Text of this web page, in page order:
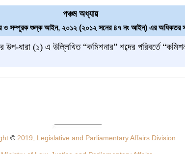
পঞ্চম অধ্যায়
ও সম্পূরক শুল্ক আইন, ২০১২ (২০১২ সনের ৪৭ নং আইন) এর অধিকতর
উপ-ধারা (১) এ উল্লিখিত “কমিশনার” শব্দের পরিবর্তে
©2019, Legislative and Parliamentary Affairs Division